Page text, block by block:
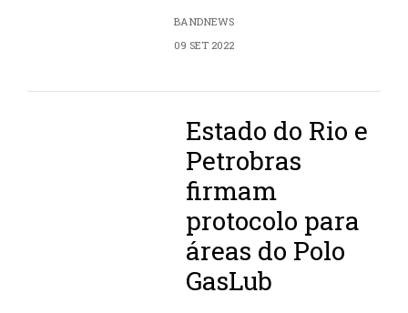
BANDNEWS
09 SET 2022
Estado do Rio e
Petrobras
firmam
protocolo para
áreas do Polo
GasLub